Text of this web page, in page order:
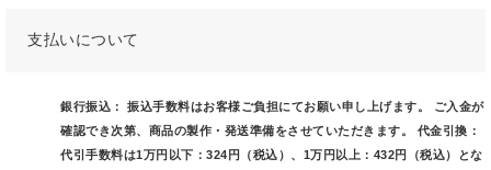
支払いについて
銀行振込：
振込手数料はお客様ご負担にてお願い申し上げます。 ご入金が
確認でき次第、商品の製作・発送準備をさせていただきます。 代金引換：
代引手数料は1万円以下：324円（税込）、1万円以上：432円（税込）とな